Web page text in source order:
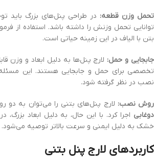
تحمل وزن قطعه: در طراحی پنل‌های بزرگ باید
توانایی تحمل وزنش را داشته باشد. استفاده از
بتن با الیاف در این زمینه حیاتی است.
جابجایی و حمل: لارج پنل‌ها به دلیل ابعاد و وزن
تخصصی برای حمل و جابجایی هستند. این مسئله
نصب در نظر گرفته شود.
روش نصب: لارج پنل‌های بتنی را می‌توان به
دوغابی اجرا کرد. با این حال، به دلیل ابعاد
خشک به دلیل ایمنی و سرعت بالاتر توصیه می‌شود.
کاربردهای لارج پنل بتنی